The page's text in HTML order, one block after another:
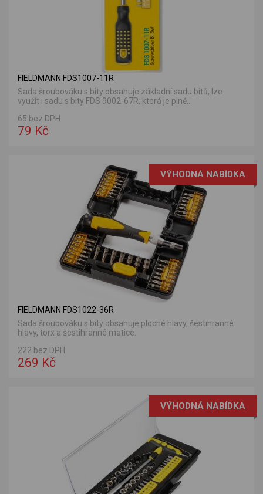
FIELDMANN FDS1007-11R
Sada šroubováku s bity obsahuje základní sadu bitů, lze
využít i sadu s bity FDS 9002-67R, která je plně...
65 bez DPH
79 Kč
VÝHODNÁ NABÍDKA
FIELDMANN FDS1022-36R
Sada šroubováku s bity obsahuje ploché hlavy, šestihranné
hlavy, torx a šestihranné matice.
222 bez DPH
269 Kč
VÝHODNÁ NABÍDKA